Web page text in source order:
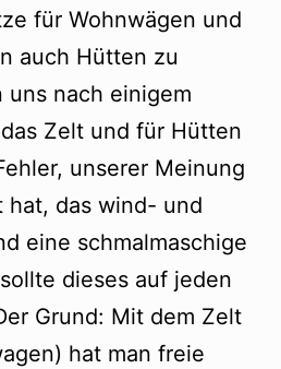
für Wohnwägen und
auch Hütten zu
uns nach einigem
Zelt und für Hütten
unserer Meinung
hat, das wind- und
eine schmalmaschige
dieses auf jeden
Grund: Mit dem Zelt
hat man freie